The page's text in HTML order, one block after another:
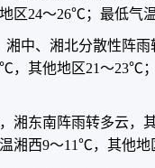
区24～26℃；最低气
湘中、湘北分散性阵
，其他地区21～23℃
湘东南阵雨转多云，
湘西9～11℃，其他